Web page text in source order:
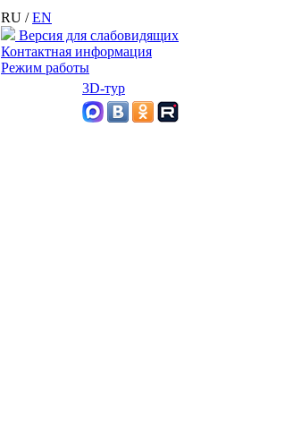
RU /EN
Версия для слабовидящих
Контактная информация
Режим работы
3D-тур